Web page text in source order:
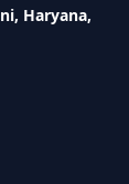
स्कीम से घर
में करे जमा
Haryana,